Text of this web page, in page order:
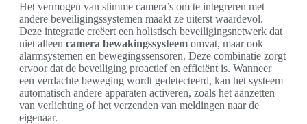
Het vermogen van slimme camera’s om te integreren met
andere beveiligingssystemen maakt ze uiterst waardevol.
Deze integratie creëert een holistisch beveiligingsnetwerk dat
niet alleen camera bewakingssysteem omvat, maar ook
alarmsystemen en bewegingssensoren. Deze combinatie zorgt
ervoor dat de beveiliging proactief en efficiënt is. Wanneer
een verdachte beweging wordt gedetecteerd, kan het systeem
automatisch andere apparaten activeren, zoals het aanzetten
van verlichting of het verzenden van meldingen naar de
eigenaar.